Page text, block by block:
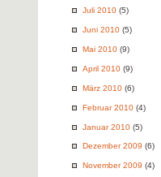
Juli 2010 (5)
Juni 2010 (5)
Mai 2010 (9)
April 2010 (9)
März 2010 (6)
Februar 2010 (4)
Januar 2010 (5)
Dezember 2009 (6)
November 2009 (4)